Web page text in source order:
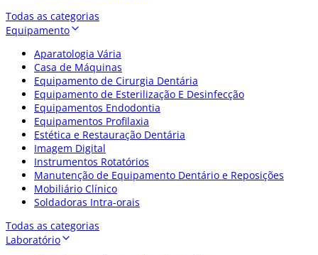
Todas as categorias
Equipamento
Aparatologia Vária
Casa de Máquinas
Equipamento de Cirurgia Dentária
Equipamento de Esterilização E Desinfecção
Equipamentos Endodontia
Equipamentos Profilaxia
Estética e Restauração Dentária
Imagem Digital
Instrumentos Rotatórios
Manutenção de Equipamento Dentário e Reposições
Mobiliário Clínico
Soldadoras Intra-orais
Todas as categorias
Laboratório